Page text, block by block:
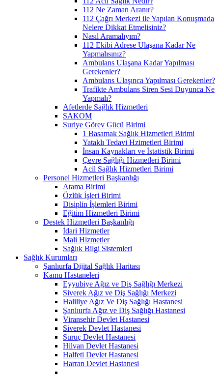
112 Ne Zaman Aranır?
112 Çağrı Merkezi ile Yapılan Konuşmada
Nelere Dikkat Etmelisiniz?
Nasıl Aramalıyım?
112 Ekibi Adrese Ulaşana Kadar Ne
Yapmalısınız?
Ambulans Ulaşana Kadar Yapılması
Gerekenler?
Ambulans Ulaşınca Yapılması Gerekenler?
Trafikte Ambulans Siren Sesi Duyunca Ne
Yapmalı?
Afetlerde Sağlık Hizmetleri
SAKOM
Suriye Görev Gücü Birimi
1 Basamak Sağlık Hizmetleri Birimi
Yataklı Tedavi Hzimetleri Birimi
İnsan Kaynakları ve İstatistik Birimi
Çevre Sağlığı Hizmetleri Birimi
Acil Sağlık Hizmetleri Birimi
Personel Hizmetleri Başkanlığı
Atama Birimi
Özlük İşleri Birimi
Disiplin İşlemleri Birimi
Eğitim Hizmetleri Birimi
Destek Hizmetleri Başkanlığı
İdari Hizmetler
Mali Hizmetler
Sağlık Bilgi Sistemleri
Sağlık Kurumları
Şanlıurfa Dijital Sağlık Haritası
Kamu Hastaneleri
Eyyubiye Ağız ve Diş Sağlığı Merkezi
Siverek Ağız ve Diş Sağlığı Merkezi
Haliliye Ağız Ve Diş Sağlığı Hastanesi
Şanlıurfa Ağız ve Diş Sağlığı Hastanesi
Viransehir Devlet Hastanesi
Siverek Devlet Hastanesi
Suruç Devlet Hastanesi
Hilvan Devlet Hastanesi
Halfeti Devlet Hastanesi
Harran Devlet Hastanesi